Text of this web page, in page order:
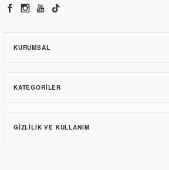
KURUMSAL
KATEGORILER
GIZLILIK VE KULLANIM